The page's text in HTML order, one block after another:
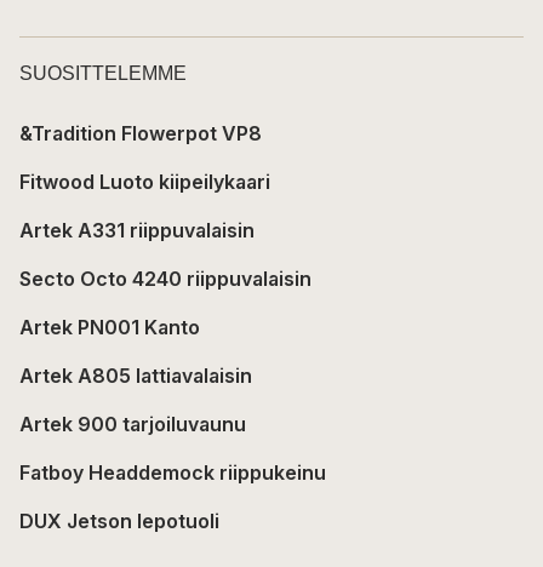
SUOSITTELEMME
&Tradition Flowerpot VP8
Fitwood Luoto kiipeilykaari
Artek A331 riippuvalaisin
Secto Octo 4240 riippuvalaisin
Artek PN001 Kanto
Artek A805 lattiavalaisin
Artek 900 tarjoiluvaunu
Fatboy Headdemock riippukeinu
DUX Jetson lepotuoli